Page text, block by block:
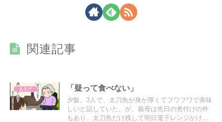
関連記事
まる子 「疑って食べない」
夕飯。3人で、太刀魚が身が厚くてフワフワで美味
しいと話していた。が、義母は先日の煮付けの件
もあり、太刀魚だけ残して明日電子レンジかけて